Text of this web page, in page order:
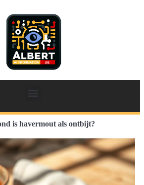
is havermout als ontbijt?